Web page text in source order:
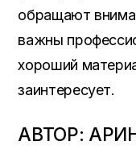
обращают
важны
хороший
заинтересует.
АВТОР: